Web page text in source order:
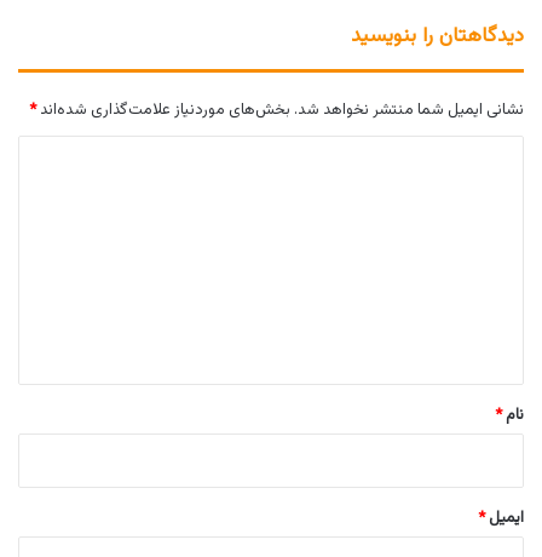
دیدگاهتان را بنویسید
نشانی ایمیل شما منتشر نخواهد شد. بخش‌های موردنیاز علامت‌گذاری شده‌اند*
نام*
ایمیل*